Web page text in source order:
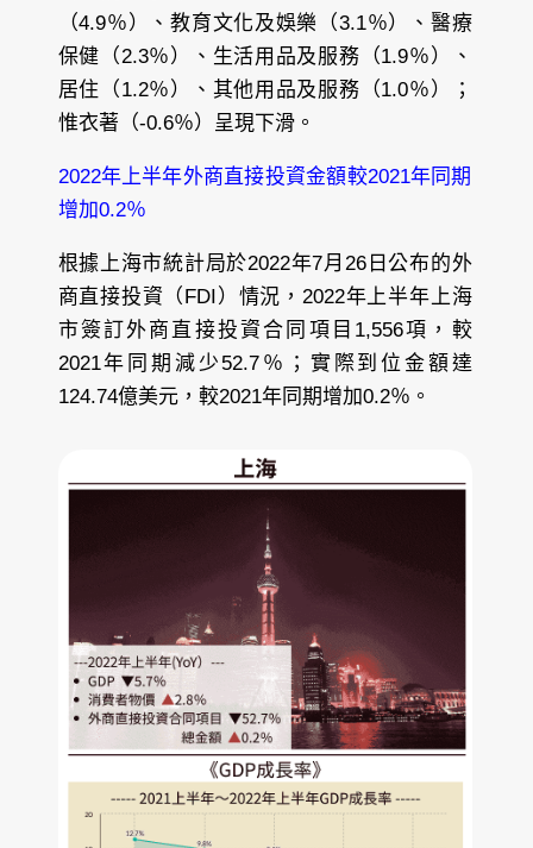
（4.9％）、教育文化及娛樂（3.1％）、醫療
保健（2.3％）、生活用品及服務（1.9％）、
居住（1.2％）、其他用品及服務（1.0％）；
惟衣著（-0.6％）呈現下滑。
2022年上半年外商直接投資金額較2021年同期
增加0.2％
根據上海市統計局於2022年7月26日公布的外
商直接投資（FDI）情況，2022年上半年上海
市簽訂外商直接投資合同項目1,556項，較
2021年同期減少52.7％；實際到位金額達
124.74億美元，較2021年同期增加0.2％。